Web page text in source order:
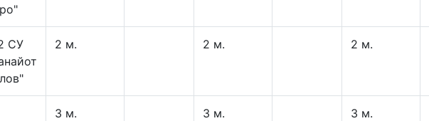
СУ
2 м. 2 м. 2 м.
3 м. 3 м. 3 м.